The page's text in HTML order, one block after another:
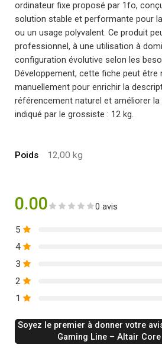
ordinateur fixe proposé par 1fo,
solution stable et performante pour
ou un usage polyvalent. Ce produit
professionnel, à une utilisation à
configuration évolutive selon les
Développement, cette fiche peut être
manuellement pour enrichir la
référencement naturel et améliorer
indiqué par le grossiste : 12 kg.
Poids 12,00 kg
0.00 0 avis
5
4
3
2
1
Soyez le premier à donner votre
Gaming Line – Altair Core